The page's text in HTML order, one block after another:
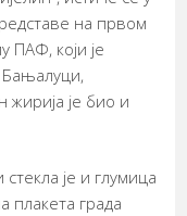
на првом
ПАФ, који је
Бањалуци,
је био и
је и глумица
плакета града